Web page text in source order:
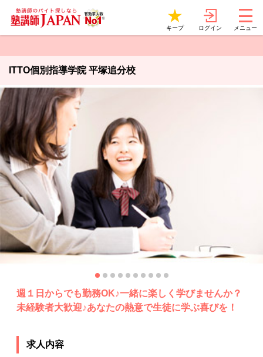
キープ ログイン メニュー
ITTO個別指導学院 平塚追分校
週１日からでも勤務OK♪一緒に楽しく学びませんか？
未経験者大歓迎♪あなたの熱意で生徒に学ぶ喜びを！
求人内容